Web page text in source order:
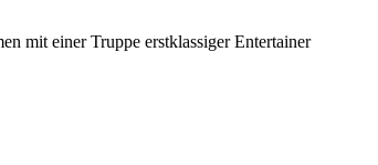
mit einer Truppe erstklassiger Entertainer